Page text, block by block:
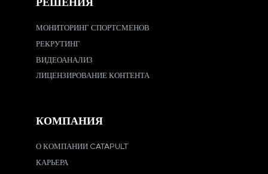
РЕШЕНИЯ
МОНИТОРИНГ СПОРТСМЕНОВ
РЕКРУТИНГ
ВИДЕОАНАЛИЗ
ЛИЦЕНЗИРОВАНИЕ КОНТЕНТА
КОМПАНИЯ
О КОМПАНИИ CATAPULT
КАРЬЕРА